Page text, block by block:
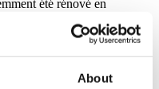
About
été rénové en
l'engagement envers
bénéficie d'un
sophistiquée, sa
à divers services. Dans
espaces extérieurs